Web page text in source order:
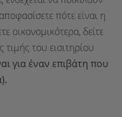
πότε είναι η
οικονομικότερα, δείτε
τιμής του εισιτηρίου
για έναν επιβάτη που